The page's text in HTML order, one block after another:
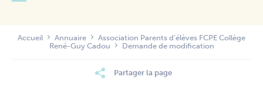
Accueil Annuaire
Association Parents d’élèves FCPE Collège
René-Guy Cadou
Demande de modification
Partager la page